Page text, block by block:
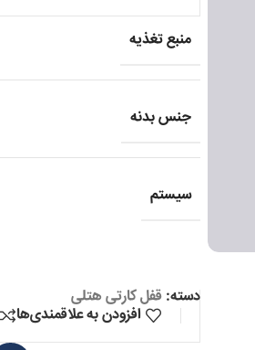
منبع تغذیه
جنس بدنه
سیستم
دسته: قفل کارتی هتلی
افزودن به علاقمندی‌ها